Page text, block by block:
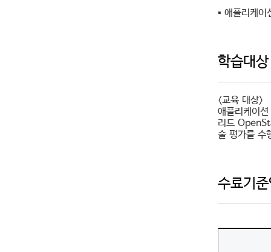
▪ 애플리케
학습대상
<교육 대상>
애플리케이
리드
술 평가를 수
수료기준